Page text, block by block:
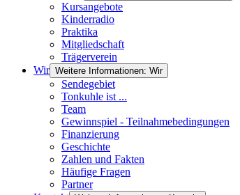
Kursangebote
Kinderradio
Praktika
Mitgliedschaft
Trägerverein
Wir Weitere Informationen: Wir
Sendegebiet
Tonkuhle ist ...
Team
Gewinnspiel - Teilnahmebedingungen
Finanzierung
Geschichte
Zahlen und Fakten
Häufige Fragen
Partner